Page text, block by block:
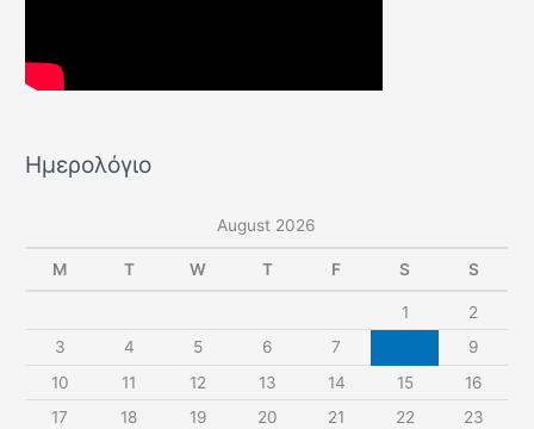
Ημερολόγιο
August 2026
M T W T F S S
1
2
3
4 5 6 7
9
10
11 12 13 14 15
16
17
18 19 20 21 22 23